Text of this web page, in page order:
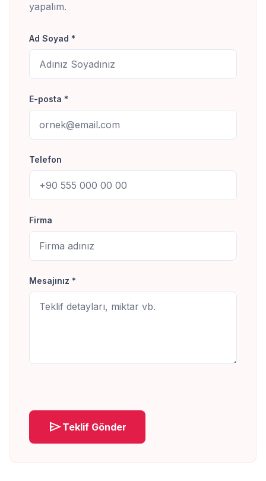
yapalım.
Ad Soyad *
E-posta *
Telefon
Firma
Mesajınız *
sendTeklif Gönder